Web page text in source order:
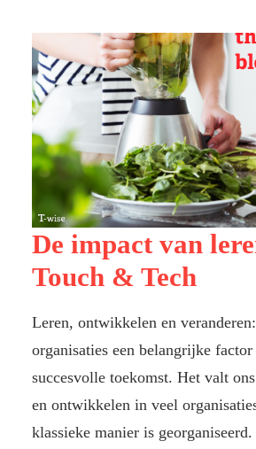
De impact van
Touch & Tech
Leren, ontwikkelen en
organisaties een belangrijke factor
succesvolle toekomst. Het valt
en ontwikkelen in veel
klassieke manier is